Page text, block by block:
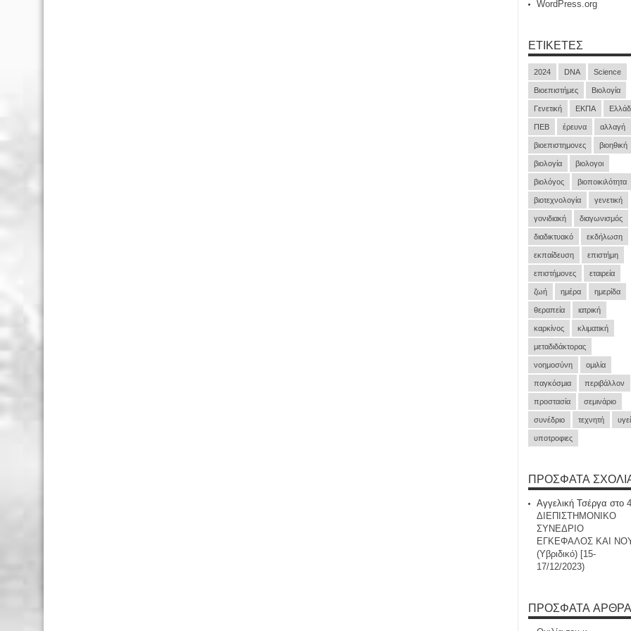
WordPress.org
ΕΤΙΚΈΤΕΣ
2024 DNA Science
Βιοεπιστήμες Βιολογία
Γενετική ΕΚΠΑ
ΠΕΒ έρευνα αλλαγή
βιοεπιστημονες βιοηθική
βιολογία βιολογοι
βιολόγος βιοποικιλότητα
βιοτεχνολογία γενετική
γονιδιακή διαγωνισμός
διαδικτυακό εκδήλωση
εκπαίδευση επιστήμη
επιστήμονες εταιρεία
ζωή ημέρα ημερίδα
θεραπεία ιατρική
καρκίνος κλιματική
μεταδιδάκτορας
νοημοσύνη ομιλία
παγκόσμια περιβάλλον
προστασία σεμινάριο
συνέδριο τεχνητή
υποτροφιες
ΠΡΌΣΦΑΤΑ
Αγγελική Τσέργα στο
ΔΙΕΠΙΣΤΗΜΟΝΙΚΟ
ΣΥΝΕΔΡΙΟ
ΕΓΚΕΦΑΛΟΣ ΚΑΙ
(Υβριδικό) [15-
17/12/2023)
ΠΡΌΣΦΑΤΑ ΆΡΘΡΑ